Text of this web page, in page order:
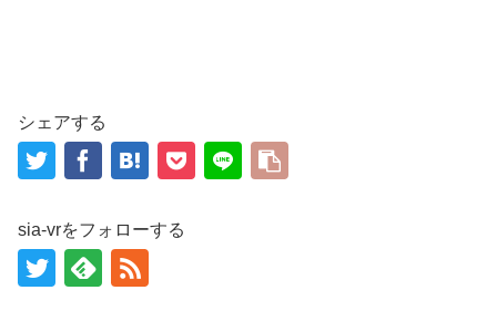
シェアする
sia-vrをフォローする